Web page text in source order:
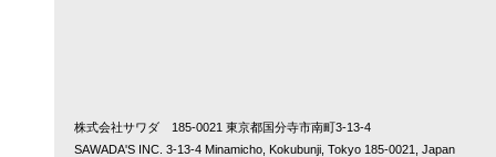
株式会社サワダ 185-0021 東京都国分寺市南町3-13-4
SAWADA'S INC. 3-13-4 Minamicho, Kokubunji, Tokyo 185-0021, Japan